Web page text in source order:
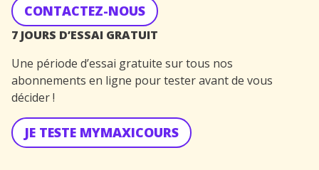
CONTACTEZ-NOUS
7 JOURS D’ESSAI GRATUIT
Une période d’essai gratuite sur tous nos
abonnements en ligne pour tester avant de vous
décider !
JE TESTE MYMAXICOURS